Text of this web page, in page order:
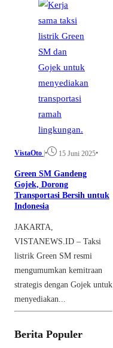
VistaOto |• 15 Juni 2025•
Green SM Gandeng
Gojek, Dorong
Transportasi Bersih untuk
Indonesia
JAKARTA,
VISTANEWS.ID – Taksi
listrik Green SM resmi
mengumumkan kemitraan
strategis dengan Gojek untuk
menyediakan...
Berita Populer